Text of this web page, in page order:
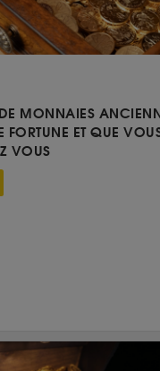
MONNAIES
FORTUNE ET QUE
VOUS